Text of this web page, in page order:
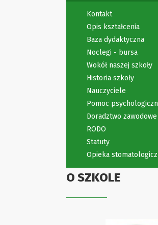
Kontakt
Opis kształcenia
Baza dydaktyczna
Noclegi - bursa
Wokół naszej szkoły
Historia szkoły
Nauczyciele
Pomoc
Doradztwo zawodowe
RODO
Statuty
Opieka
O SZKOLE